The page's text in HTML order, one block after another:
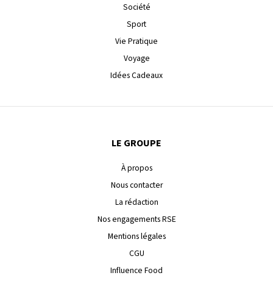
Société
Sport
Vie Pratique
Voyage
Idées Cadeaux
LE GROUPE
À propos
Nous contacter
La rédaction
Nos engagements RSE
Mentions légales
CGU
Influence Food